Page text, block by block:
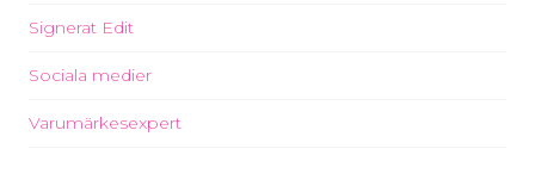
Signerat Edit
Sociala medier
Varumärkesexpert